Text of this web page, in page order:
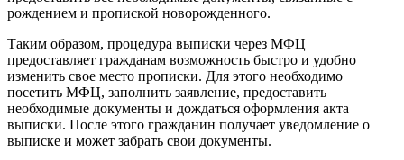
рождением и пропиской новорожденного.
Таким образом, процедура выписки через МФЦ
предоставляет гражданам возможность быстро и удобно
изменить свое место прописки. Для этого необходимо
посетить МФЦ, заполнить заявление, предоставить
необходимые документы и дождаться оформления акта
выписки. После этого гражданин получает уведомление о
выписке и может забрать свои документы.